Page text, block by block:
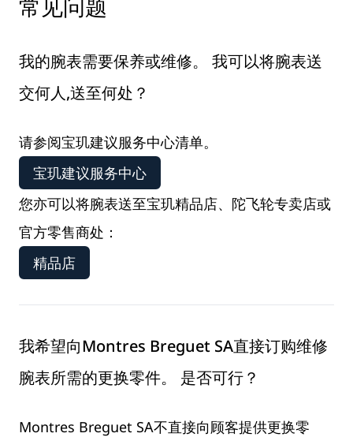
常见问题
我的腕表需要保养或维修。 我可以将腕表送
交何人,送至何处？
请参阅宝玑建议服务中心清单。
宝玑建议服务中心
您亦可以将腕表送至宝玑精品店、陀飞轮专卖店或
官方零售商处：
精品店
我希望向Montres Breguet SA直接订购维修
腕表所需的更换零件。 是否可行？
Montres Breguet SA不直接向顾客提供更换零